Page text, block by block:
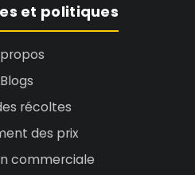
et politiques
Blogs
récoltes
des prix
commerciale